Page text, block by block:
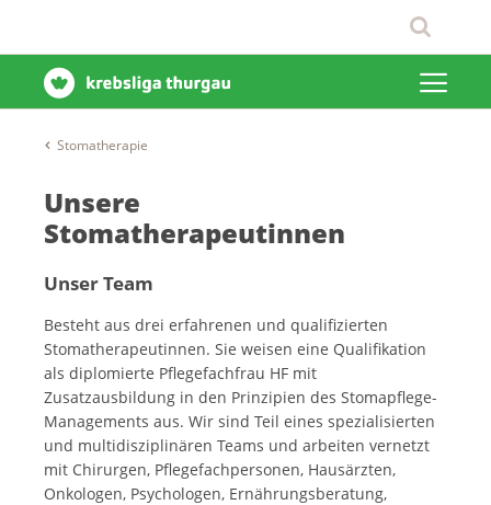
Stomatherapie
Unsere
Stomatherapeutinnen
Unser Team
Besteht aus drei erfahrenen und qualifizierten
Stomatherapeutinnen. Sie weisen eine Qualifikation
als diplomierte Pflegefachfrau HF mit
Zusatzausbildung in den Prinzipien des Stomapflege-
Managements aus. Wir sind Teil eines spezialisierten
und multidisziplinären Teams und arbeiten vernetzt
mit Chirurgen, Pflegefachpersonen, Hausärzten,
Onkologen, Psychologen, Ernährungsberatung,